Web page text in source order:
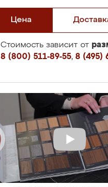
Цена
Стоимость зависит от
8 (800) 511-89-55, 8 (495)